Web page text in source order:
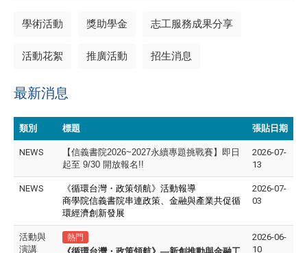
學術活動 獎助學金 志工服務成果分享
活動花絮 推廣活動 招生消息
最新消息
類別 標題 張貼日期
NEWS 【信義書院2026~2027永續專題挑戰賽】即日
起至 9/30 開放報名 !!
2026-07-
13
NEWS
《循環台灣・政策領航》活動報導
商學院信義書院串連政策、金融與產業共促循
環經濟創新發展
2026-07-
03
活動與
演講
熱門
2026-06-
10